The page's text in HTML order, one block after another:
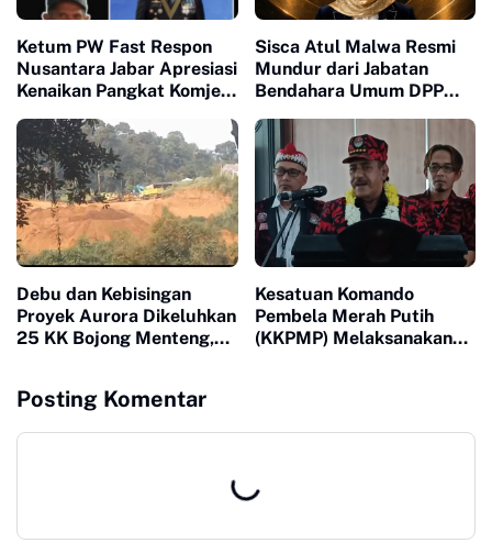
Ketum PW Fast Respon
Nusantara Jabar Apresiasi
Kenaikan Pangkat Komjen
Humanis dan Mitra
Strategis Media
Sisca Atul Malwa Resmi
Mundur dari Jabatan
Bendahara Umum DPP
Debu dan Kebisingan
Proyek Aurora Dikeluhkan
25 KK Bojong Menteng,
Kesatuan Komando
Pembela Merah Putih
(KKPMP) Melaksanakan
Posting Komentar